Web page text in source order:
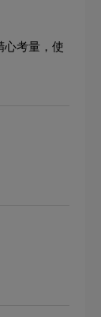
心考量，使